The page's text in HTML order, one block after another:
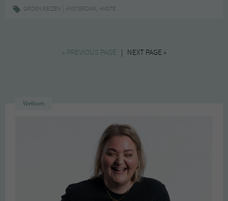
Centrum)
GROEN REIZEN AMSTERDAM, AMSTERDAM-CENTRUM
« PREVIOUS PAGE | NEXT PAGE »
Welkom